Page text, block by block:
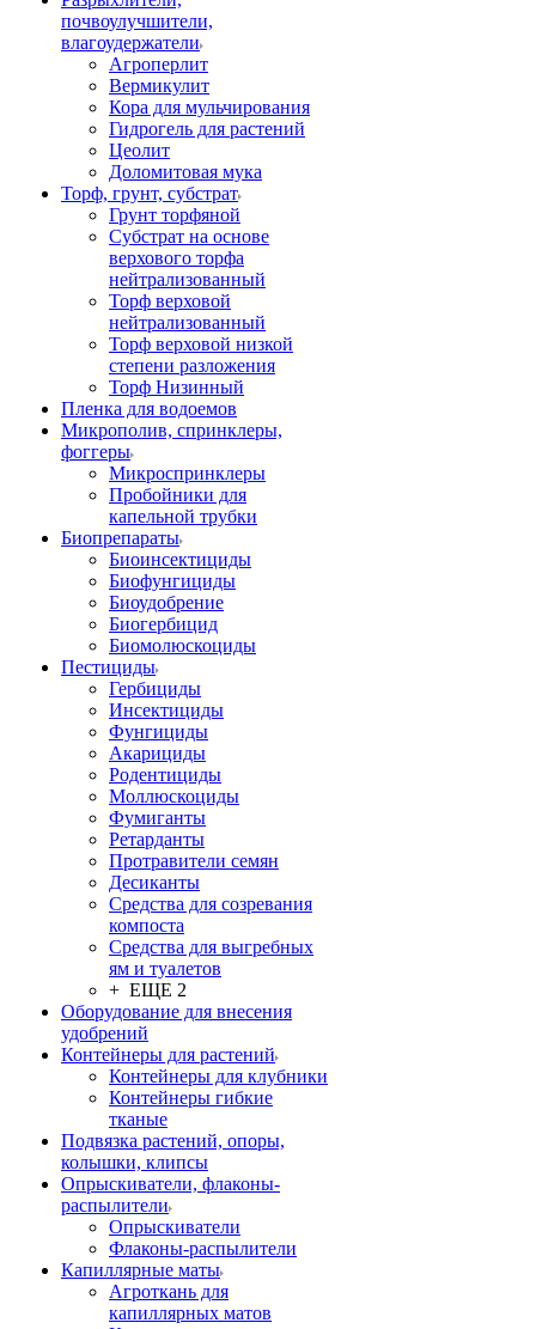
почвоулучшители,
влагоудержатели
Агроперлит
Вермикулит
Кора для мульчирования
Гидрогель для растений
Цеолит
Доломитовая мука
Торф, грунт, субстрат
Грунт торфяной
Субстрат на основе
верхового торфа
нейтрализованный
Торф верховой
нейтрализованный
Торф верховой низкой
степени разложения
Торф Низинный
Пленка для водоемов
Микрополив, спринклеры,
фоггеры
Микроспринклеры
Пробойники для
капельной трубки
Биопрепараты
Биоинсектициды
Биофунгициды
Биоудобрение
Биогербицид
Биомолюскоциды
Пестициды
Гербициды
Инсектициды
Фунгициды
Акарициды
Родентициды
Моллюскоциды
Фумиганты
Ретарданты
Протравители семян
Десиканты
Средства для созревания
компоста
Средства для выгребных
ям и туалетов
+ ЕЩЕ 2
Оборудование для внесения
удобрений
Контейнеры для растений
Контейнеры для клубники
Контейнеры гибкие
тканые
Подвязка растений, опоры,
колышки, клипсы
Опрыскиватели, флаконы-
распылители
Опрыскиватели
Флаконы-распылители
Капиллярные маты
Агроткань для
капиллярных матов